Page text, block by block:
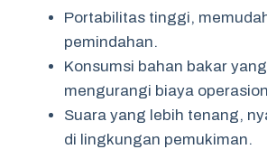
Portabilitas tinggi,
pemindahan.
Konsumsi bahan bakar
mengurangi biaya
Suara yang lebih tenang,
di lingkungan pemukiman.